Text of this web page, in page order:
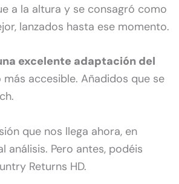
a la altura y se consagró como
lanzados hasta ese momento.
excelente adaptación del
accesible. Añadidos que se
que nos llega ahora, en
análisis. Pero antes, podéis
Returns HD.